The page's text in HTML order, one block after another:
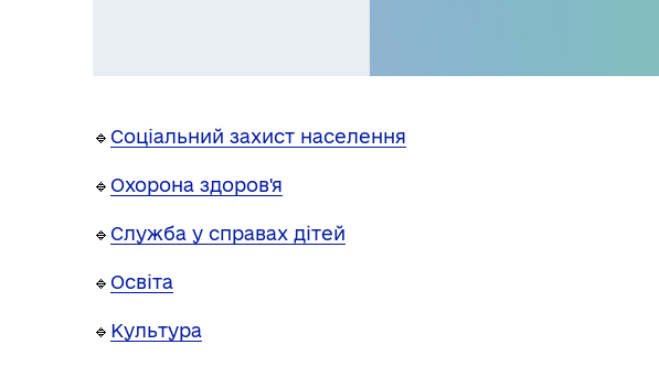
🔹 Соціальний захист населення
🔹 Охорона здоров'я
🔹 Служба у справах дітей
🔹 Освіта
🔹 Культура